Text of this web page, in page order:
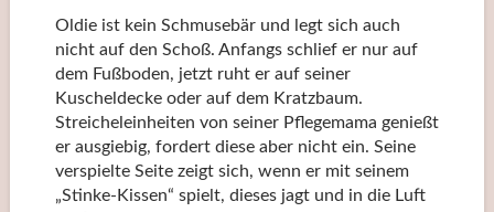
Oldie ist kein Schmusebär und legt sich auch
nicht auf den Schoß. Anfangs schlief er nur auf
dem Fußboden, jetzt ruht er auf seiner
Kuscheldecke oder auf dem Kratzbaum.
Streicheleinheiten von seiner Pflegemama genießt
er ausgiebig, fordert diese aber nicht ein. Seine
verspielte Seite zeigt sich, wenn er mit seinem
„Stinke-Kissen“ spielt, dieses jagt und in die Luft